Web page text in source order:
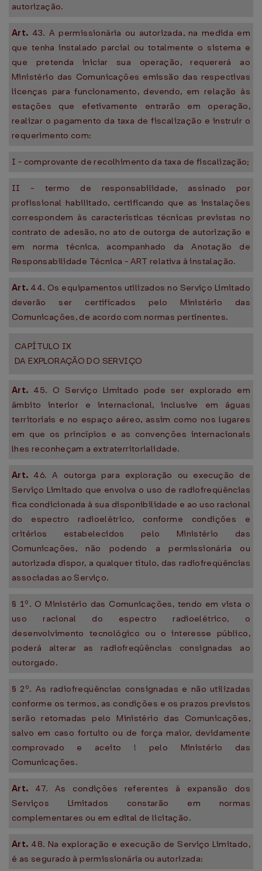
autorização.
Art. 43. A permissionária ou autorizada, na medida em
que tenha instalado parcial ou totalmente o sistema e
que pretenda iniciar sua operação, requererá ao
Ministério das Comunicações emissão das respectivas
licenças para funcionamento, devendo, em relação às
estações que efetivamente entrarão em operação,
realizar o pagamento da taxa de fiscalização e instruir o
requerimento com:
I - comprovante de recolhimento da taxa de fiscalização;
II - termo de responsabilidade, assinado por
profissional habilitado, certificando que as instalações
correspondem às características técnicas previstas no
contrato de adesão, no ato de outorga de autorização e
em norma técnica, acompanhado da Anotação de
Responsabilidade Técnica - ART relativa à instalação.
Art. 44. Os equipamentos utilizados no Serviço Limitado
deverão ser certificados pelo Ministério das
Comunicações, de acordo com normas pertinentes.
CAPÍTULO IX
DA EXPLORAÇÃO DO SERVIÇO
Art. 45. O Serviço Limitado pode ser explorado em
âmbito interior e internacional, inclusive em águas
territoriais e no espaço aéreo, assim como nos lugares
em que os princípios e as convenções internacionais
lhes reconheçam a extraterritorialidade.
Art. 46. A outorga para exploração ou execução de
Serviço Limitado que envolva o uso de radiofreqüências
fica condicionada à sua disponibilidade e ao uso racional
do espectro radioelétrico, conforme condições e
critérios estabelecidos pelo Ministério das
Comunicações, não podendo a permissionária ou
autorizada dispor, a qualquer título, das radiofreqüências
associadas ao Serviço.
§ 1º. O Ministério das Comunicações, tendo em vista o
uso racional do espectro radioelétrico, o
desenvolvimento tecnológico ou o interesse público,
poderá alterar as radiofreqúências consignadas ao
outorgado.
§ 2º. As radiofreqüências consignadas e não utilizadas
conforme os termos, as condições e os prazos previstos
serão retomadas pelo Ministério das Comunicações,
salvo em caso fortuito ou de força maior, devidamente
comprovado e aceito ! pelo Ministério das
Comunicações.
Art. 47. As condições referentes à expansão dos
Serviços Limitados constarão em normas
complementares ou em edital de licitação.
Art. 48. Na exploração e execução de Serviço Limitado,
é as segurado à permissionária ou autorizada: